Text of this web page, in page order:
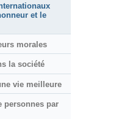
et le
morales
la société
vie meilleure
personnes par